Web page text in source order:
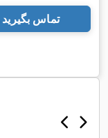
تماس بگیرید